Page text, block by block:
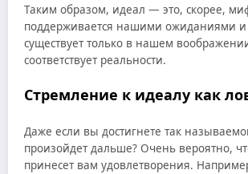
Таким образом, идеал — это, скорее,
поддерживается нашими ожиданиями и
существует только в нашем
соответствует реальности.
Стремление к идеалу как
Даже если вы достигнете так
произойдет дальше? Очень вероятно,
принесет вам удовлетворения.